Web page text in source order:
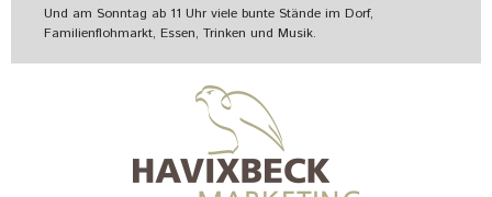
Und am Sonntag ab 11 Uhr viele bunte Stände im Dorf,
Familienflohmarkt, Essen, Trinken und Musik.